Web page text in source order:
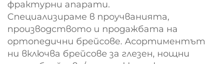
фрактурни апарати.
Специализираме в проучванията,
производството и продажбата на
ортопедични брейсове. Асортиментът
ни включва брейсове за глезен, нощни